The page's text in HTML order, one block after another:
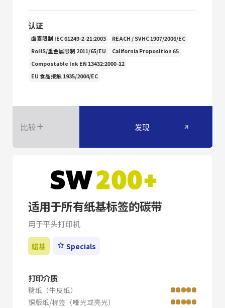
认证
卤素限制 IEC 61249-2-21:2003
REACH / SVHC 1907/2006/EC
RoHS/重金属限制 2011/65/EU
California Proposition 65
Compostable Ink EN 13432:2000-12
EU 食品接触 1935/2004/EC
比较 发现
适用于所有纸基标签的碳带
用于平头打印机
蜡基 Specials
打印介质
糙纸（牛皮纸）
铜版纸/标签（哑光或亮光）